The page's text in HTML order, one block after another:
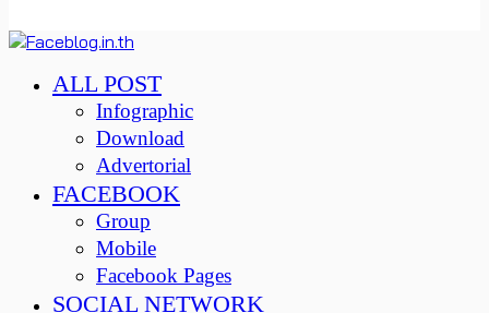
ALL POST
Infographic
Download
Advertorial
FACEBOOK
Group
Mobile
Facebook Pages
SOCIAL NETWORK